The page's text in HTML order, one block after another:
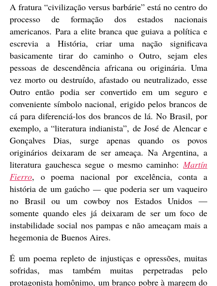
A fratura “civilização versus barbárie” está no centro do
processo de formação dos estados nacionais
americanos. Para a elite branca que guiava a política e
escrevia a História, criar uma nação significava
basicamente tirar do caminho o Outro, sejam eles
pessoas de descendência africana ou originária. Uma
vez morto ou destruído, afastado ou neutralizado, esse
Outro então podia ser convertido em um seguro e
conveniente símbolo nacional, erigido pelos brancos de
cá para diferenciá-los dos brancos de lá. No Brasil, por
exemplo, a “literatura indianista”, de José de Alencar e
Gonçalves Dias, surge apenas quando os povos
originários deixaram de ser ameaça. Na Argentina, a
literatura gauchesca segue o mesmo caminho: Martín
Fierro, o poema nacional por excelência, conta a
história de um gaúcho— que poderia ser um vaqueiro
no Brasil ou um cowboy nos Estados Unidos —
somente quando eles já deixaram de ser um foco de
instabilidade social nos pampas e não ameaçam mais a
hegemonia de Buenos Aires.
É um poema repleto de injustiças e opressões, muitas
sofridas, mas também muitas perpetradas pelo
protagonista homônimo, um branco pobre à margem do